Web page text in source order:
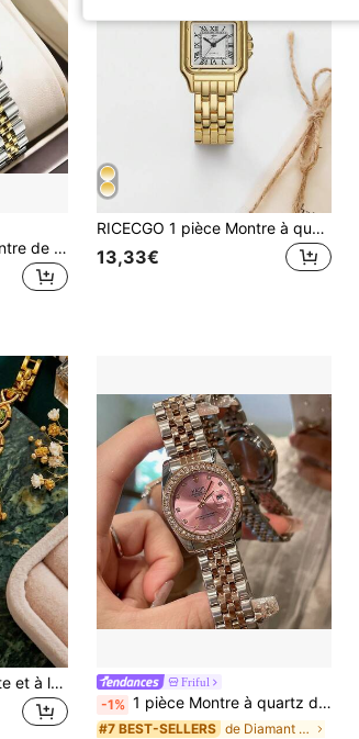
POEDAGAR 1 pièce Montre de luxe pour femmes en acier inoxydable, étanche, lumineuse, avec calendrier, quartz, pour la vie quotidienne, les affaires, les mariages, les anniversaires, les cadeaux de fête
RICECGO 1 pièce Montre à quartz dorée pour femme, cadran carré vintage petit, bracelet en acier inoxydable de haute qualité, convient pour le port quotidien, la décoration de fête ou les cadeaux de la fête des mères, de la Saint-Valentin et d'autres fêtes
13,33€
1 pièce, Montre élégante et à la mode pour femme, cadran ovale en perle, montre à quartz de luxe vintage avec pierres précieuses colorées, convient pour un port quotidien, les fêtes, les vacances ou comme cadeau de fête pour les petites amies Friful
-1% 1 pièce Montre à quartz de haute qualité et de luxe pour femmes, étanche, pour le port quotidien et les festivals
#7 BEST-SELLERS de Diamant Montres à quartz pour femmes